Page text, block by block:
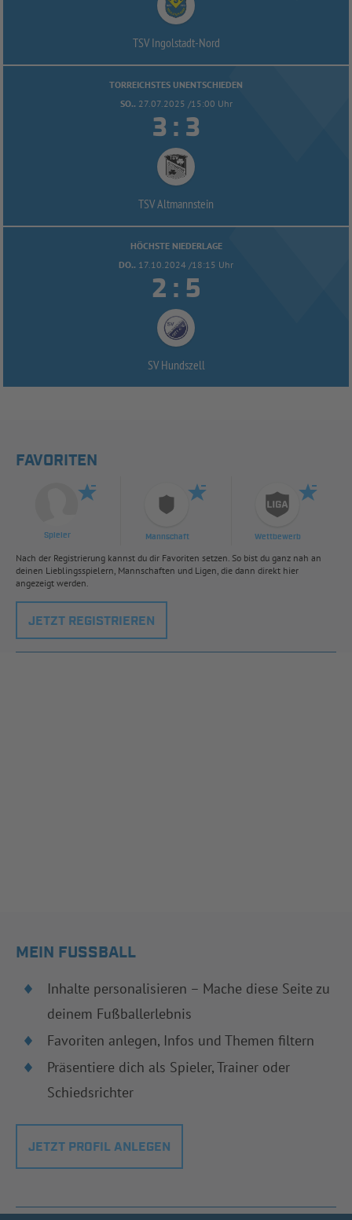
TSV Ingolstadt-Nord
TORREICHSTES UNENTSCHIEDEN
SO.. 27.07.2025 /15:00 Uhr
 : 
TSV Altmannstein
HÖCHSTE NIEDERLAGE
DO.. 17.10.2024 /18:15 Uhr
 : 
SV Hundszell
FAVORITEN
Spieler Mannschaft Wettbewerb
Nach der Registrierung kannst du dir Favoriten setzen. So bist du ganz nah an
deinen Lieblingsspielern, Mannschaften und Ligen, die dann direkt hier
angezeigt werden.
JETZT REGISTRIEREN
MEIN FUSSBALL
Inhalte personalisieren – Mache diese Seite zu
deinem Fußballerlebnis
Favoriten anlegen, Infos und Themen filtern
Präsentiere dich als Spieler, Trainer oder
Schiedsrichter
JETZT PROFIL ANLEGEN